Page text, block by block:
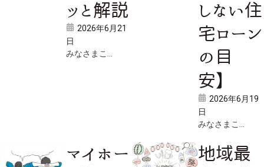
ッと解説
2026年6月21
日
みなさまこ...
しない住
宅ローン
の目
安】
2026年6月19
日
みなさまこ...
マイホー
地域最